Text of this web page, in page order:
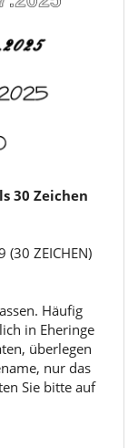
30 Zeichen
ZEICHEN)
Häufig
in Eheringe
überlegen
nur das
Sie bitte auf